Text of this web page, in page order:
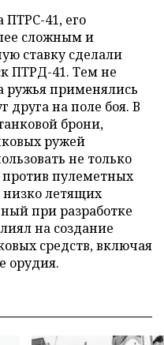
41, его
сложным и
ставку сделали
ПТРД-41. Тем не
ружья применялись
друга на поле боя. В
брони,
ружей
не только
пулеметных
летящих
при разработке
на создание
средств, включая
орудия.